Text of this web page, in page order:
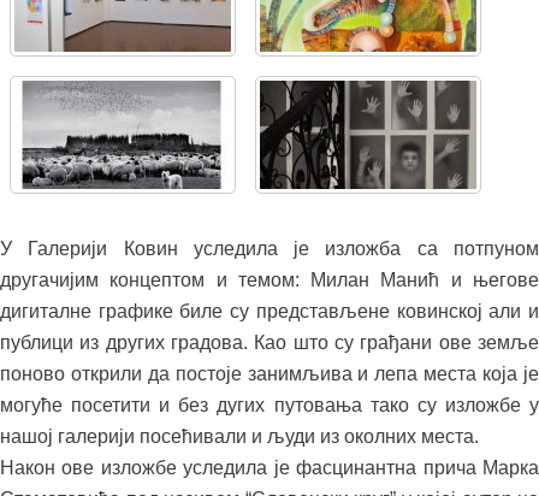
У Галерији Ковин уследила је изложба са потпуном
другачијим концептом и темом: Милан Манић и његове
дигиталне графике биле су представљене ковинској али и
публици из других градова. Као што су грађани ове земље
поново открили да постоје занимљива и лепа места која је
могуће посетити и без дугих путовања тако су изложбе у
нашој галерији посећивали и људи из околних места.
Након ове изложбе уследила је фасцинантна прича Марка